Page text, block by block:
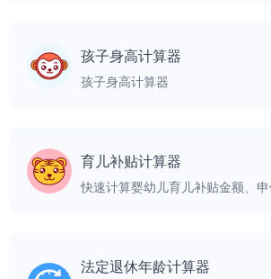
孩子身高计算器
孩子身高计算器
育儿补贴计算器
快速计算婴幼儿育儿补贴金额、
法定退休年龄计算器